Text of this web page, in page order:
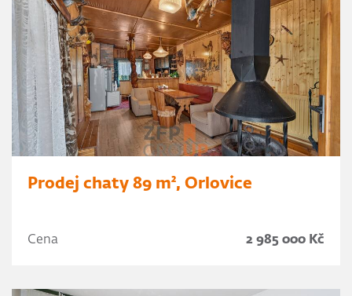
Prodej chaty 89 m², Orlovice
Cena 2 985 000 Kč